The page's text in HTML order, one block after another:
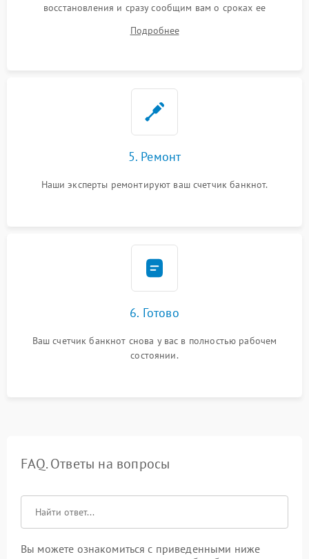
восстановления и сразу сообщим вам о сроках ее
Подробнее
5. Ремонт
Наши эксперты ремонтируют ваш счетчик банкнот.
6. Готово
Ваш счетчик банкнот снова у вас в полностью рабочем
состоянии.
FAQ. Ответы на вопросы
Вы можете ознакомиться с приведенными ниже